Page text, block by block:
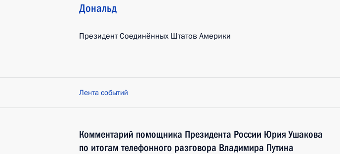
Дональд
Президент Соединённых Штатов Америки
Лента событий
Комментарий помощника Президента России Юрия Ушакова
по итогам телефонного разговора Владимира Путина